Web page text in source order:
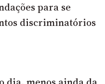
para se
discriminatórios